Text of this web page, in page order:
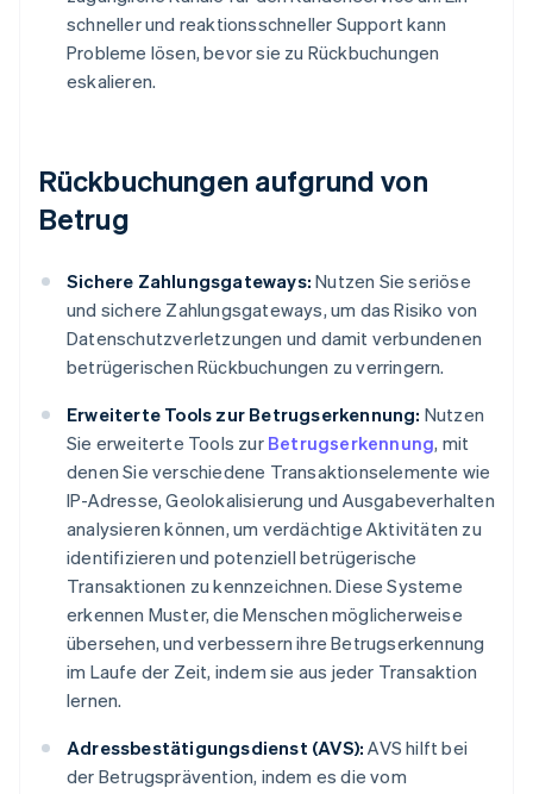
schneller und reaktionsschneller Support kann
Probleme lösen, bevor sie zu Rückbuchungen
eskalieren.
Rückbuchungen aufgrund von
Betrug
Sichere Zahlungsgateways: Nutzen Sie seriöse
und sichere Zahlungsgateways, um das Risiko von
Datenschutzverletzungen und damit verbundenen
betrügerischen Rückbuchungen zu verringern.
Erweiterte Tools zur Betrugserkennung: Nutzen
Sie erweiterte Tools zur Betrugserkennung, mit
denen Sie verschiedene Transaktionselemente wie
IP-Adresse, Geolokalisierung und Ausgabeverhalten
analysieren können, um verdächtige Aktivitäten zu
identifizieren und potenziell betrügerische
Transaktionen zu kennzeichnen. Diese Systeme
erkennen Muster, die Menschen möglicherweise
übersehen, und verbessern ihre Betrugserkennung
im Laufe der Zeit, indem sie aus jeder Transaktion
lernen.
Adressbestätigungsdienst (AVS): AVS hilft bei
der Betrugsprävention, indem es die vom